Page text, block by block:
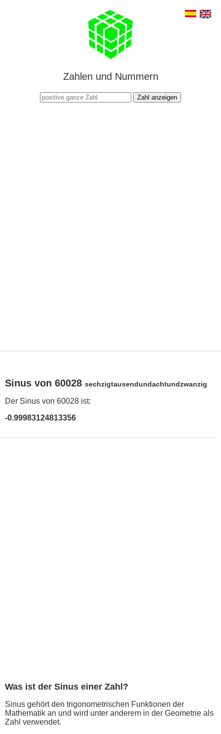
Zahlen und Nummern
Zahl anzeigen
Sinus von 60028 sechzigtausendundachtundzwanzig
Der Sinus von 60028 ist:
-0.99983124813356
Was ist der Sinus einer Zahl?
Sinus gehört den trigonometrischen Funktionen der
Mathematik an und wird unter anderem in der Geometrie als
Zahl verwendet.